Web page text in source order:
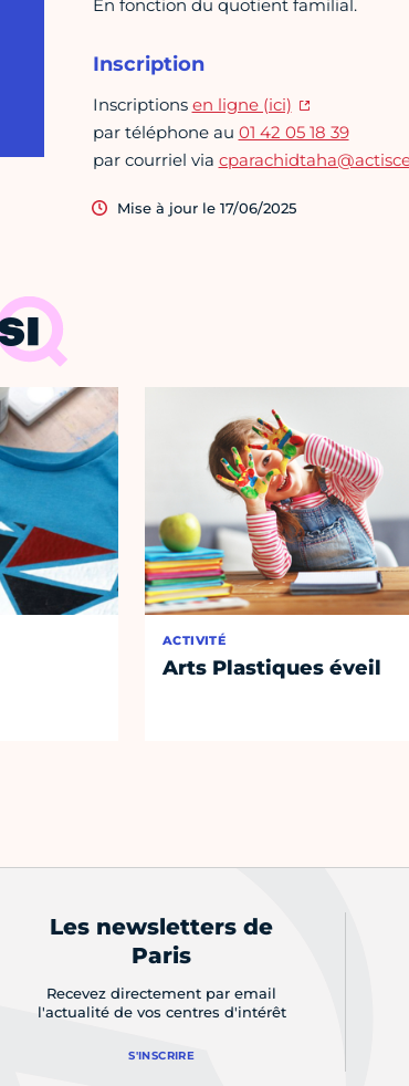
En fonction du quotient familial.
Inscription
Inscriptions en ligne (ici)
par téléphone au 01 42 05 18 39
par courriel via
Mise à jour le 17/06/2025
ACTIVITÉ
Arts Plastiques éveil
Les newsletters de
Paris
Recevez directement par email
l'actualité de vos centres d'intérêt
S'INSCRIRE